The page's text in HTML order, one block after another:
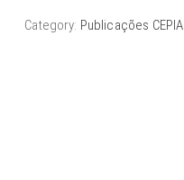
Category: Publicações CEPIA